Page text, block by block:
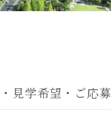
見学希望・ご応募